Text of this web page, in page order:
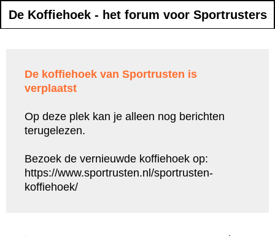
De Koffiehoek - het forum voor Sportrusters
De koffiehoek van Sportrusten is
verplaatst
Op deze plek kan je alleen nog berichten
terugelezen.
Bezoek de vernieuwde koffiehoek op:
https://www.sportrusten.nl/sportrusten-
koffiehoek/